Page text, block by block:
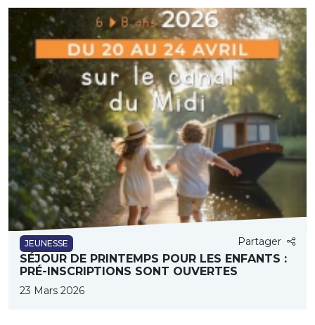
JEUNESSE Partager
SÉJOUR DE PRINTEMPS POUR LES ENFANTS :
PRÉ-INSCRIPTIONS SONT OUVERTES
23 Mars 2026